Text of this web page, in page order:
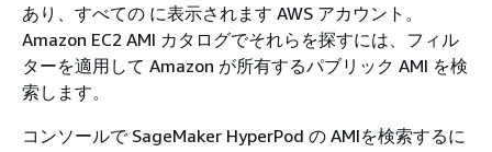
あり、すべての に表示されます AWS アカウント。
Amazon EC2 AMI カタログでそれらを探すには、フィル
ターを適用して Amazon が所有するパブリック AMI を検
索します。
コンソールで SageMaker HyperPod の AMIを検索するに